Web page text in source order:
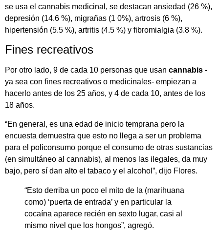
se usa el cannabis medicinal, se destacan ansiedad (26 %),
depresión (14.6 %), migrañas (1 0%), artrosis (6 %),
hipertensión (5.5 %), artritis (4.5 %) y fibromialgia (3.8 %).
Fines recreativos
Por otro lado, 9 de cada 10 personas que usan cannabis -
ya sea con fines recreativos o medicinales- empiezan a
hacerlo antes de los 25 años, y 4 de cada 10, antes de los
18 años.
“En general, es una edad de inicio temprana pero la
encuesta demuestra que esto no llega a ser un problema
para el policonsumo porque el consumo de otras sustancias
(en simultáneo al cannabis), al menos las ilegales, da muy
bajo, pero sí dan alto el tabaco y el alcohol”, dijo Flores.
“Esto derriba un poco el mito de la (marihuana
como) ‘puerta de entrada’ y en particular la
cocaína aparece recién en sexto lugar, casi al
mismo nivel que los hongos”, agregó.